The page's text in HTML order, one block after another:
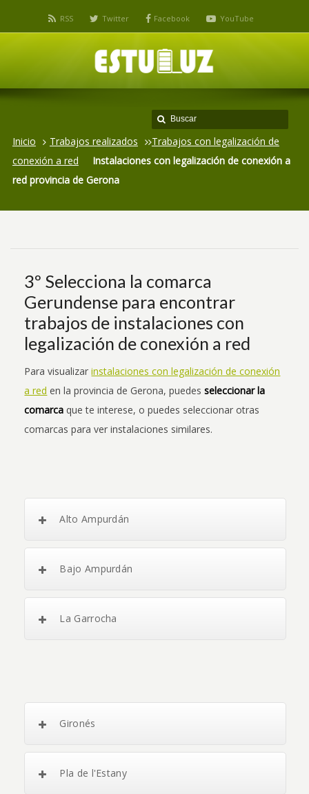
RSS Twitter Facebook YouTube
Inicio Trabajos realizados
Trabajos con legalización de
conexión a red
Instalaciones con legalización de conexión a
red provincia de Gerona
3º Selecciona la comarca
Gerundense para encontrar
trabajos de instalaciones con
legalización de conexión a red
Para visualizarinstalaciones con legalización de conexión
a red en la provincia de Gerona, puedesseleccionar la
comarca que te interese, o puedes seleccionar otras
comarcas para ver instalaciones similares.
Alto Ampurdán
Bajo Ampurdán
La Garrocha
Gironés
Pla de l'Estany